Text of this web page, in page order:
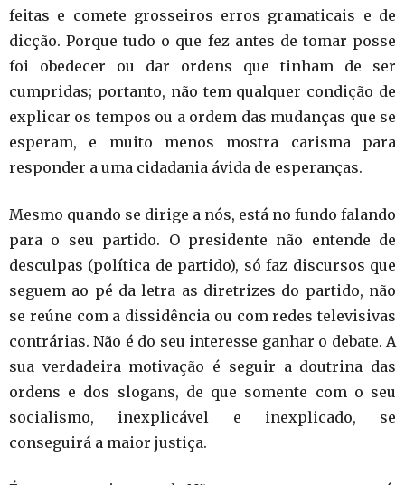
feitas e comete grosseiros erros gramaticais e de
dicção. Porque tudo o que fez antes de tomar posse
foi obedecer ou dar ordens que tinham de ser
cumpridas; portanto, não tem qualquer condição de
explicar os tempos ou a ordem das mudanças que se
esperam, e muito menos mostra carisma para
responder a uma cidadania ávida de esperanças.
Mesmo quando se dirige a nós, está no fundo falando
para o seu partido. O presidente não entende de
desculpas (política de partido), só faz discursos que
seguem ao pé da letra as diretrizes do partido, não
se reúne com a dissidência ou com redes televisivas
contrárias. Não é do seu interesse ganhar o debate. A
sua verdadeira motivação é seguir a doutrina das
ordens e dos slogans, de que somente com o seu
socialismo, inexplicável e inexplicado, se
conseguirá a maior justiça.